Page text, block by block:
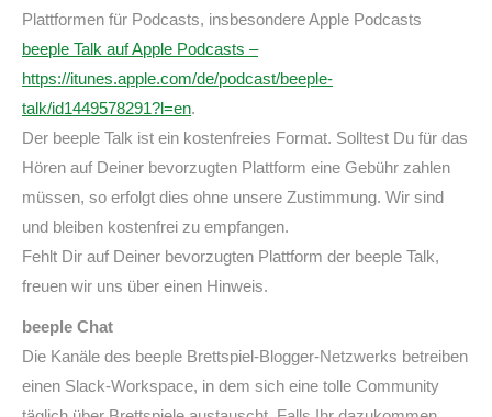
Plattformen für Podcasts, insbesondere Apple Podcasts
beeple Talk auf Apple Podcasts –
https://itunes.apple.com/de/podcast/beeple-
talk/id1449578291?l=en.
Der beeple Talk ist ein kostenfreies Format. Solltest Du für das
Hören auf Deiner bevorzugten Plattform eine Gebühr zahlen
müssen, so erfolgt dies ohne unsere Zustimmung. Wir sind
und bleiben kostenfrei zu empfangen.
Fehlt Dir auf Deiner bevorzugten Plattform der beeple Talk,
freuen wir uns über einen Hinweis.
beeple Chat
Die Kanäle des beeple Brettspiel-Blogger-Netzwerks betreiben
einen Slack-Workspace, in dem sich eine tolle Community